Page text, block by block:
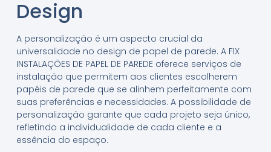
Design
A personalização é um aspecto crucial da
universalidade no design de papel de parede. A FIX
INSTALAÇÕES DE PAPEL DE PAREDE oferece serviços de
instalação que permitem aos clientes escolherem
papéis de parede que se alinhem perfeitamente com
suas preferências e necessidades. A possibilidade de
personalização garante que cada projeto seja único,
refletindo a individualidade de cada cliente e a
essência do espaço.